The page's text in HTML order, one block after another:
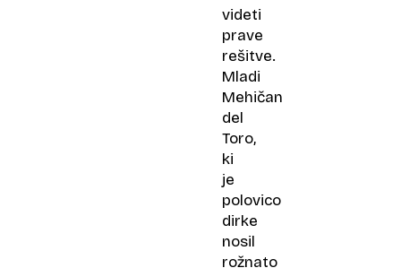
videti
prave
rešitve.
Mladi
Mehičan
del
Toro,
ki
je
polovico
dirke
nosil
rožnato